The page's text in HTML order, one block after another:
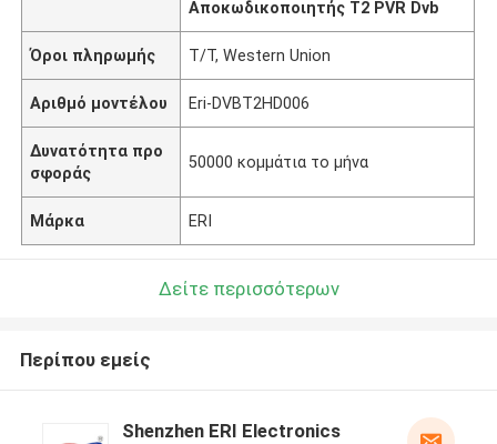
Αποκωδικοποιητής T2 PVR Dvb
Όροι πληρωμής T/T, Western Union
Αριθμό μοντέλου Eri-DVBT2HD006
Δυνατότητα προ
σφοράς
50000 κομμάτια το μήνα
Μάρκα ERI
Δείτε περισσότερων
Περίπου εμείς
Shenzhen ERI Electronics